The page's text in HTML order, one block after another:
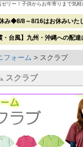
リー！子供からお年寄りまで気軽
み◆8/8～8/16はお休みいたし
・台風】九州・沖縄への配達
フォーム スクラブ
スクラブ